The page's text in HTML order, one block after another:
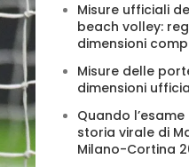
Misure ufficiali
beach volley:
dimensioni
Misure delle
dimensioni
Quando
storia virale di
Milano-Cortina